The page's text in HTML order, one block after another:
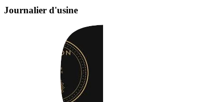
Journalier d'usine